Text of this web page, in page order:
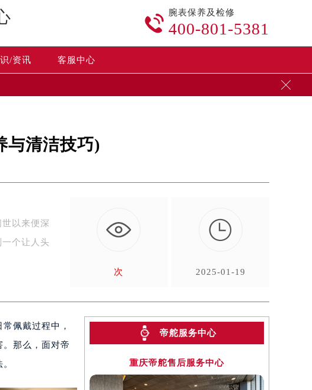

腕表保养及检修
400-801-5381
/资讯 客服中心

与清洁技巧)
以来便深
个让人头
次

2025-01-19
佩戴过程中，
那么，面对帝
帝舵服务中心
重庆帝舵售后服务中心